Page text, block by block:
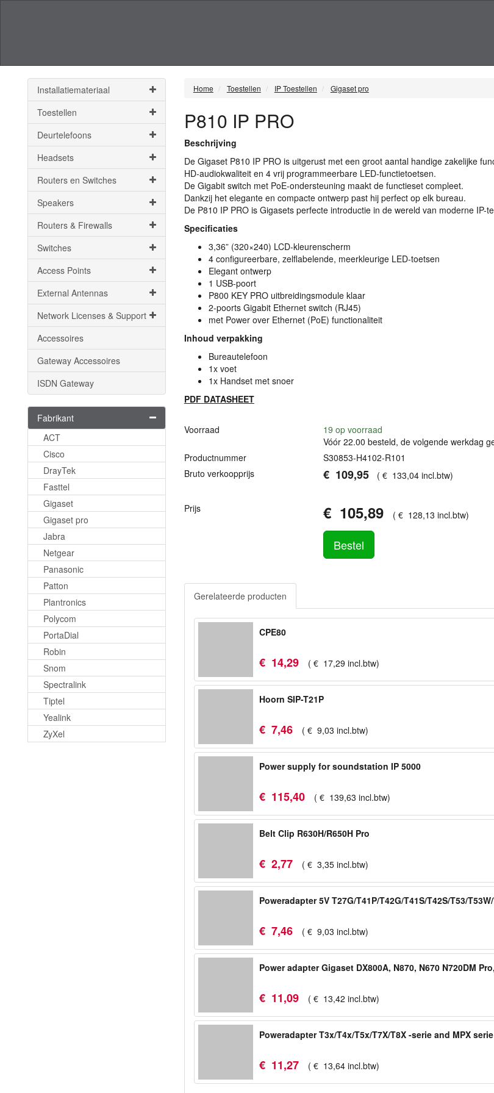
Installatiemateriaal
Toestellen
Deurtelefoons
Headsets
Routers en Switches
Speakers
Routers & Firewalls
Switches
Access Points
External Antennas
Network Licenses & Support
Accessoires
Gateway Accessoires
ISDN Gateway
Fabrikant
ACT
Cisco
DrayTek
Fasttel
Gigaset
Gigaset pro
Jabra
Netgear
Panasonic
Patton
Plantronics
Polycom
PortaDial
Robin
Snom
Spectralink
Tiptel
Yealink
ZyXel
Home Toestellen IP Toestellen Gigaset pro
P810 IP PRO
Beschrijving
De Gigaset P810 IP PROis uitgerust met een groot aantal handige zakelijke
HD-audiokwaliteit en 4 vrij programmeerbare LED-functietoetsen.
De Gigabit switch met PoE-ondersteuning maakt de functieset compleet.
Dankzij het elegante en compacte ontwerp past hij perfect op elk bureau.
De P810 IP PROis Gigasets perfecte introductie in de wereld van moderne IP-
Specificaties
3,36” (320×240) LCD-kleurenscherm
4 configureerbare, zelflabelende, meerkleurige LED-toetsen
Elegant ontwerp
1 USB-poort
P800 KEY PROuitbreidingsmodule klaar
2-poorts Gigabit Ethernet switch (RJ45)
met Power over Ethernet (PoE) functionaliteit
Inhoud verpakking
Bureautelefoon
1x voet
1x Handset met snoer
PDF DATASHEET
Voorraad 19op voorraad
Vóór 22.00 besteld, de volgende werkdag
Productnummer
S30853-H4102-R101
Bruto verkoopprijs
€ 109,95 (€ 133,04 incl.btw)
Prijs € 105,89 (€ 128,13 incl.btw)
Bestel
Gerelateerde producten
CPE80
€ 14,29 ( € 17,29 incl.btw)
Hoorn SIP-T21P
€ 7,46 ( € 9,03 incl.btw)
Power supply for soundstation IP 5000
€ 115,40 ( € 139,63 incl.btw)
Belt Clip R630H/R650H Pro
€ 2,77 ( € 3,35 incl.btw)
Poweradapter 5V T27G/T41P/T42G/T41S/T42S/T53/
€ 7,46 ( € 9,03 incl.btw)
Power adapter Gigaset DX800A, N870, N670 N720DM
€ 11,09 ( € 13,42 incl.btw)
Poweradapter T3x/T4x/T5x/T7X/T8X -serie and MPX serie
€ 11,27 ( € 13,64 incl.btw)